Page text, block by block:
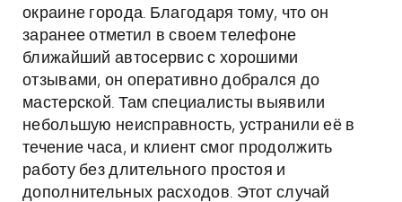
окраине города. Благодаря тому, что он
заранее отметил в своем телефоне
ближайший автосервис с хорошими
отзывами, он оперативно добрался до
мастерской. Там специалисты выявили
небольшую неисправность, устранили её в
течение часа, и клиент смог продолжить
работу без длительного простоя и
дополнительных расходов. Этот случай